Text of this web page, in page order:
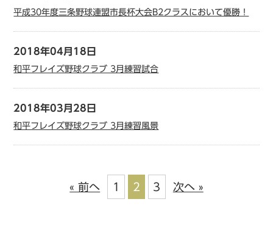
平成30年度三条野球連盟市長杯大会B2クラスにおいて優勝！
2018年04月18日
和平フレイズ野球クラブ 3月練習試合
2018年03月28日
和平フレイズ野球クラブ 3月練習風景
« 前へ 1 2 3 次へ »